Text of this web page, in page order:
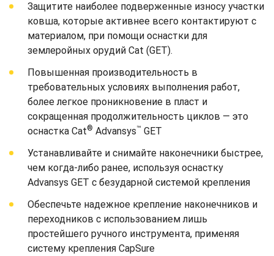
Защитите наиболее подверженные износу участки
ковша, которые активнее всего контактируют с
материалом, при помощи оснастки для
землеройных орудий Cat (GET).
Повышенная производительность в
требовательных условиях выполнения работ,
более легкое проникновение в пласт и
сокращенная продолжительность циклов — это
оснастка Cat® Advansys™ GET
Устанавливайте и снимайте наконечники быстрее,
чем когда-либо ранее, используя оснастку
Advansys GET с безударной системой крепления
Обеспечьте надежное крепление наконечников и
переходников с использованием лишь
простейшего ручного инструмента, применяя
систему крепления CapSure